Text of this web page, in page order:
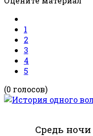
1
2
3
4
5
(0 голосов)
Средь